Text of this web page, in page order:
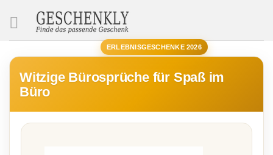
ERLEBNISGESCHENKE 2026
Witzige Bürosprüche für Spaß im
Büro